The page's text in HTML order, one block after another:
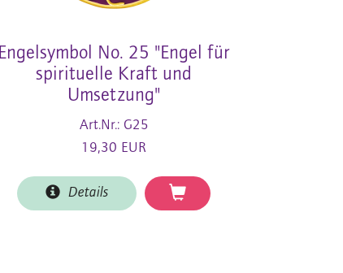
Engelsymbol No. 25 "Engel für
spirituelle Kraft und
Umsetzung"
Art.Nr.: G25
19,30 EUR
Details